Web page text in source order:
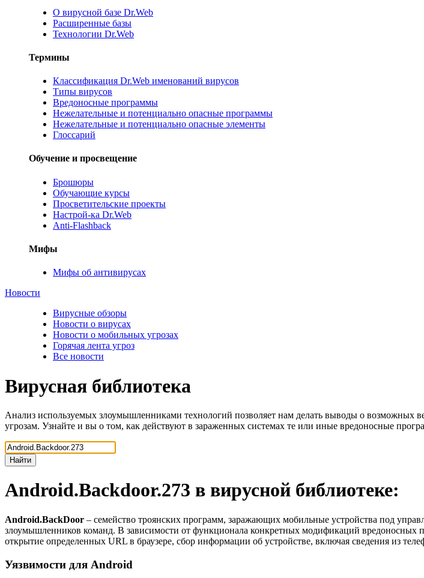
О вирусной базе Dr.Web
Расширенные базы
Технологии Dr.Web
Термины
Классификация Dr.Web именований вирусов
Типы вирусов
Вредоносные программы
Нежелательные и потенциально опасные программы
Нежелательные и потенциально опасные элементы
Глоссарий
Обучение и просвещение
Брошюры
Обучающие курсы
Просветительские проекты
Настрой-ка Dr.Web
Anti-Flashback
Мифы
Мифы об антивирусах
Новости
Вирусные обзоры
Новости о вирусах
Новости о мобильных угрозах
Горячая лента угроз
Все новости
Вирусная библиотека
Анализ используемых злоумышленниками технологий позволяет нам делать выводы о возможных
угрозам. Узнайте и вы о том, как действуют в зараженных системах те или иные вредоносные
Найти
Android.Backdoor.273 в вирусной библиотеке:
Android.BackDoor – семейство троянских программ, заражающих мобильные устройства под
злоумышленников команд. В зависимости от функционала конкретных модификаций
открытие определенных URL в браузере, сбор информации об устройстве, включая сведения из
Уязвимости для Android